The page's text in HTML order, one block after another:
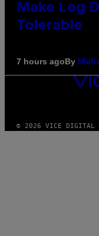
Make Leg
Tolerable
7 hours agoBy
VICE
MEDIA
© 2026 VICE DIGITAL